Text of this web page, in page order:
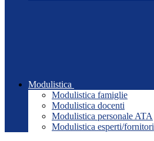
Modulistica
Modulistica famiglie
Modulistica docenti
Modulistica personale ATA
Modulistica esperti/fornitori